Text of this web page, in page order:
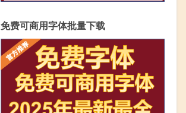
免费可商用字体批量下载